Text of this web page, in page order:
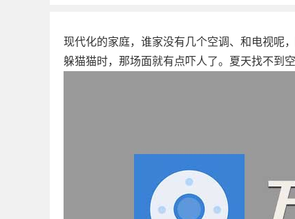
现代化的家庭，谁家没有几个空调、和电视呢
躲猫猫时，那场面就有点吓人了。夏天找不到